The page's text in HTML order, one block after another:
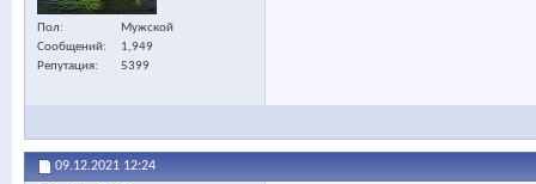
Пол
Мужской
Сообщений
1,949
Репутация
5399
09.12.2021 12:24